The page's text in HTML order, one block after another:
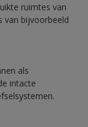
ruimtes van
van bijvoorbeeld
als
intacte